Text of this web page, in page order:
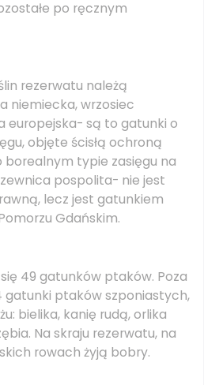
po ręcznym
rezerwatu należą
niemiecka, wrzosiec
europejska- są to gatunki o
objęte ścisłą ochroną
borealnym typie zasięgu na
pospolita- nie jest
lecz jest gatunkiem
Gdańskim.
49 gatunków ptaków. Poza
gatunki ptaków szponiastych,
bielika, kanię rudą, orlika
Na skraju rezerwatu, na
rowach żyją bobry.